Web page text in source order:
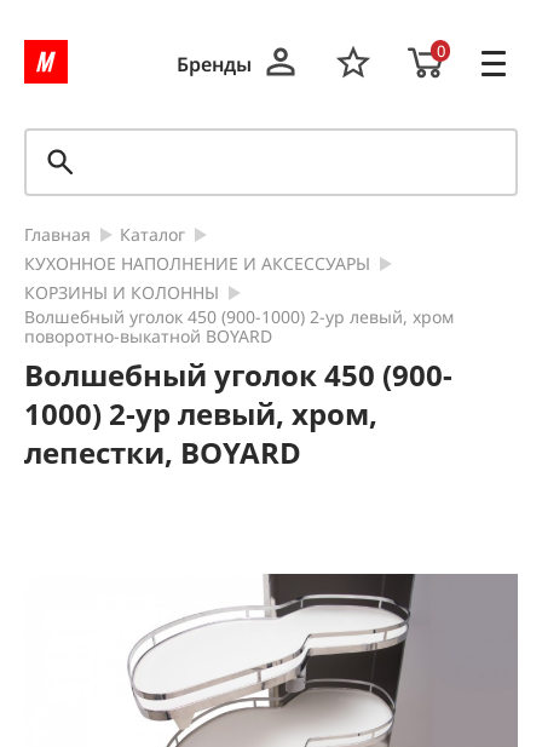
Бренды
0
Главная
Каталог
КУХОННОЕ НАПОЛНЕНИЕ И АКСЕССУАРЫ
КОРЗИНЫ И КОЛОННЫ
Волшебный уголок 450 (900-1000) 2-ур левый, хром
поворотно-выкатной BOYARD
Волшебный уголок 450 (900-
1000) 2-ур левый, хром,
лепестки, BOYARD